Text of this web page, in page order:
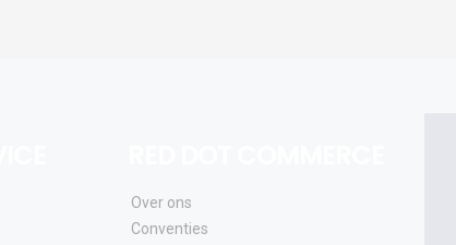
Over ons
Conventies